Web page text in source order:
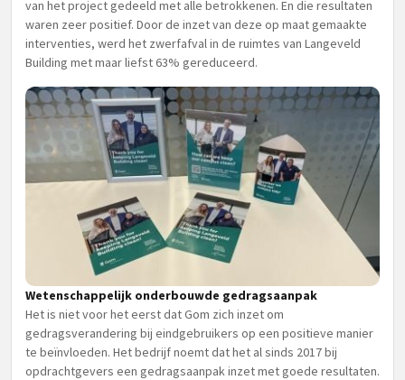
van het project gedeeld met alle betrokkenen. En die resultaten
waren zeer positief. Door de inzet van deze op maat gemaakte
interventies, werd het zwerfafval in de ruimtes van Langeveld
Building met maar liefst 63% gereduceerd.
Wetenschappelijk onderbouwde gedragsaanpak
Het is niet voor het eerst dat Gom zich inzet om
gedragsverandering bij eindgebruikers op een positieve manier
te beïnvloeden. Het bedrijf noemt dat het al sinds 2017 bij
opdrachtgevers een gedragsaanpak inzet met goede resultaten.